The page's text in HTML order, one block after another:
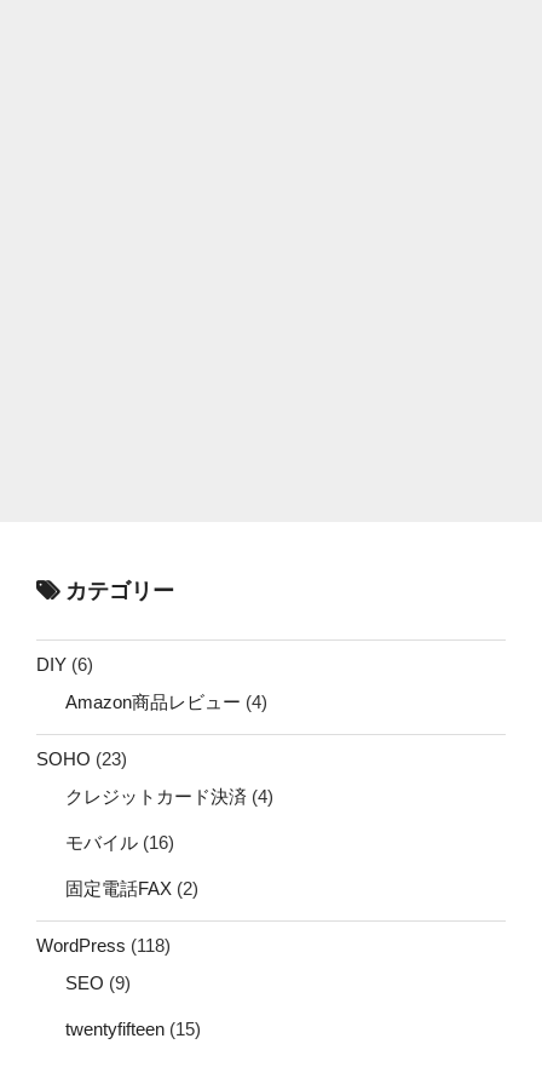
カテゴリー
DIY (6)
Amazon商品レビュー (4)
SOHO (23)
クレジットカード決済 (4)
モバイル (16)
固定電話FAX (2)
WordPress (118)
SEO (9)
twentyfifteen (15)